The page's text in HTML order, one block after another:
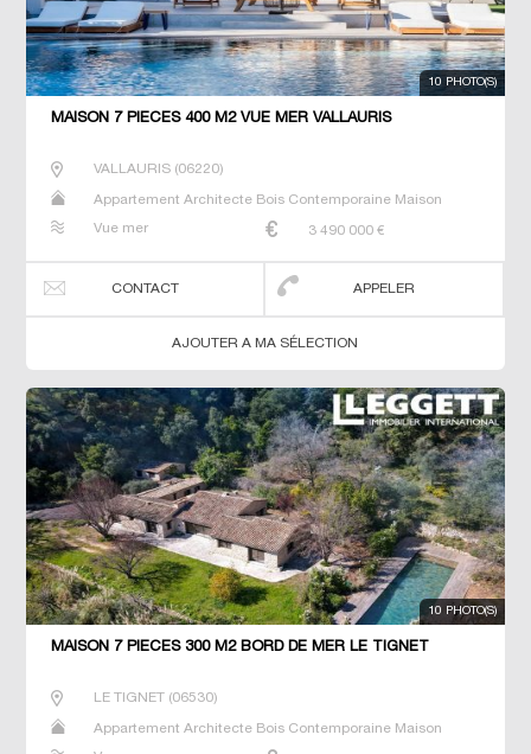
10 PHOTO(S)
MAISON 7 PIECES 400 M2 VUE MER VALLAURIS
VALLAURIS(06220)
Appartement Architecte Bois Contemporaine Maison
Vue mer
3 490 000 €
CONTACT APPELER
AJOUTER A MA SÉLECTION
10 PHOTO(S)
MAISON 7 PIECES 300 M2 BORD DE MER LE TIGNET
LE TIGNET(06530)
Appartement Architecte Bois Contemporaine Maison